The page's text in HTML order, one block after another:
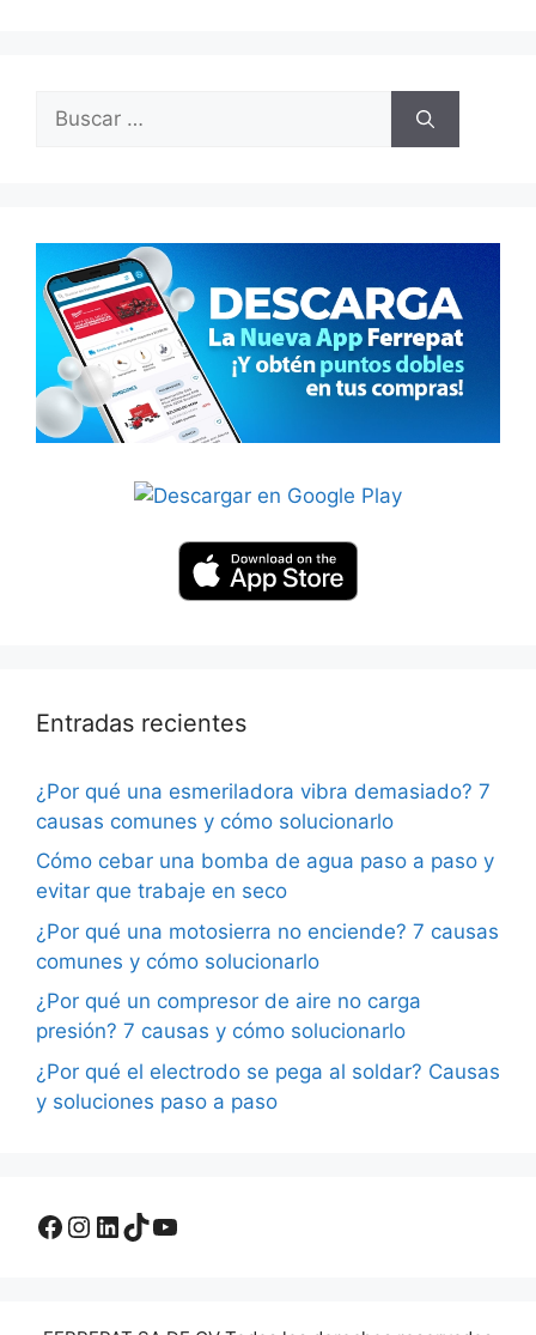
Buscar:
Entradas recientes
¿Por qué una esmeriladora vibra demasiado? 7
causas comunes y cómo solucionarlo
Cómo cebar una bomba de agua paso a paso y
evitar que trabaje en seco
¿Por qué una motosierra no enciende? 7 causas
comunes y cómo solucionarlo
¿Por qué un compresor de aire no carga
presión? 7 causas y cómo solucionarlo
¿Por qué el electrodo se pega al soldar? Causas
y soluciones paso a paso
Facebook
Instagram
LinkedIn
TikTok
YouTube